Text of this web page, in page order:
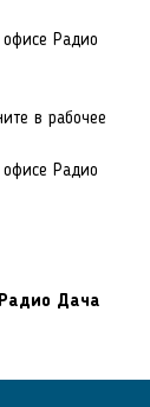
Радио
в рабочее
Радио
Дача